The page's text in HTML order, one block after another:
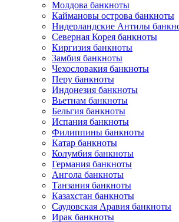
Молдова банкноты
Каймановы острова банкноты
Нидерландские Антилы
Северная Корея банкноты
Киргизия банкноты
Замбия банкноты
Чехословакия банкноты
Перу банкноты
Индонезия банкноты
Вьетнам банкноты
Бельгия банкноты
Испания банкноты
Филиппины банкноты
Катар банкноты
Колумбия банкноты
Германия банкноты
Ангола банкноты
Танзания банкноты
Казахстан банкноты
Саудовская Аравия банкноты
Ирак банкноты